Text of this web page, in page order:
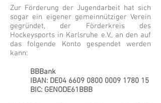
Zur Förderung der Jugendarbeit hat sich
sogar ein eigener gemeinnütziger Verein
gegründet, der Förderkreis des
Hockeysports in Karlsruhe e.V., an den auf
das folgende Konto gespendet werden
kann:
BBBank
IBAN: DE04 6609 0800 0009 1780 15
BIC: GENODE61BBB